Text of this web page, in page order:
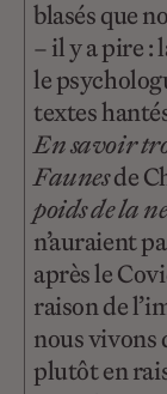
blasés que
– il y a pire :
le
textes
En savoir
Faunesde
poids de la
n’auraient
après le
raison de
nous vivons
plutôt en